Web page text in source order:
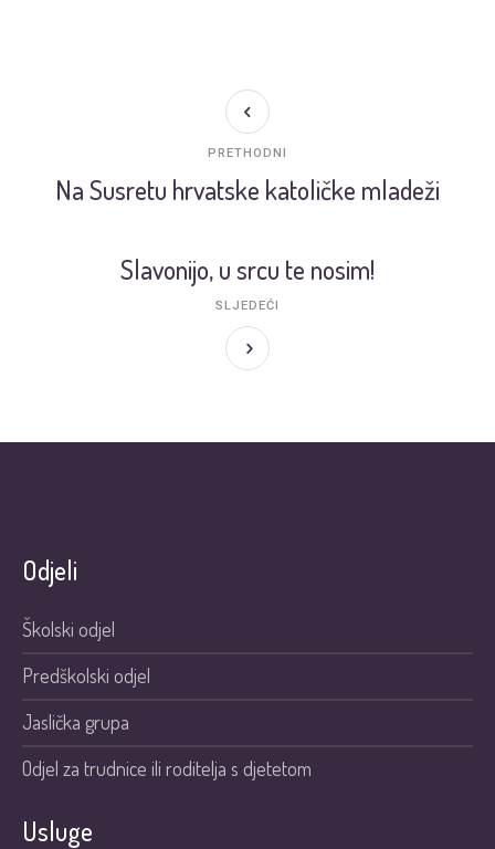
Na Susretu hrvatske katoličke mladeži
PRETHODNI
Slavonijo, u srcu te nosim!
SLJEDEĆI
Odjeli
Školski odjel
Predškolski odjel
Jaslička grupa
Odjel za trudnice ili roditelja s djetetom
Usluge